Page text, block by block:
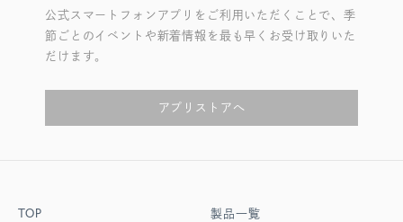
公式スマートフォンアプリをご利用いただくことで、季
節ごとのイベントや新着情報を最も早くお受け取りいた
だけます。
アプリストアへ
TOP
製品一覧